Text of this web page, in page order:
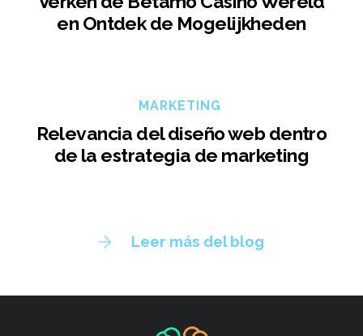
en Ontdek de Mogelijkheden
MARKETING
Relevancia del diseño web dentro
de la estrategia de marketing
Leer más del blog